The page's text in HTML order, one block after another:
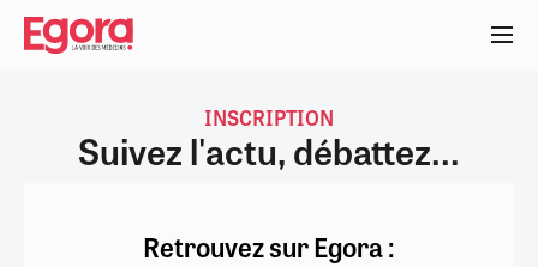
Aller
contenu
INSCRIPTION
Suivez l'actu, débattez...
Retrouvez sur Egora :